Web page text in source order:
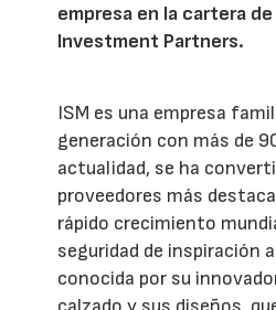
empresa en la cartera
Investment Partners.
ISM es una empresa
generación con más de
actualidad, se ha
proveedores más
rápido crecimiento
seguridad de inspiración
conocida por su